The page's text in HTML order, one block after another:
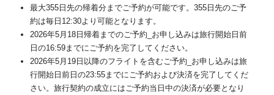
最大355日先の帰着分までご予約が可能です。355日先のご予
約は毎日12:30より可能となります。
2026年5月18日帰着までのご予約_お申し込みは旅行開始日前
日の16:59までにご予約を完了してください。
2026年5月19日以降のフライトを含むご予約_お申し込みは旅
行開始日前日の23:55までにご予約および決済を完了してくだ
さい。旅行契約の成立にはご予約当日中の決済が必要となり